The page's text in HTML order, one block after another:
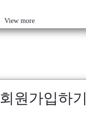
View more
회원가입하기